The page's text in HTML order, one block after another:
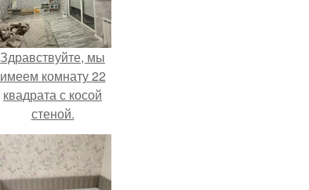
Здравствуйте, мы
имеем комнату 22
квадрата с косой
стеной.